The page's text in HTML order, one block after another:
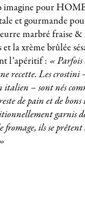
imagine pour
et gourmande
marbré fraise
la xrème brûlée
l’apéritif : «
recette. Les
– sont nés
de pain et de
garnis
fromage, ils se